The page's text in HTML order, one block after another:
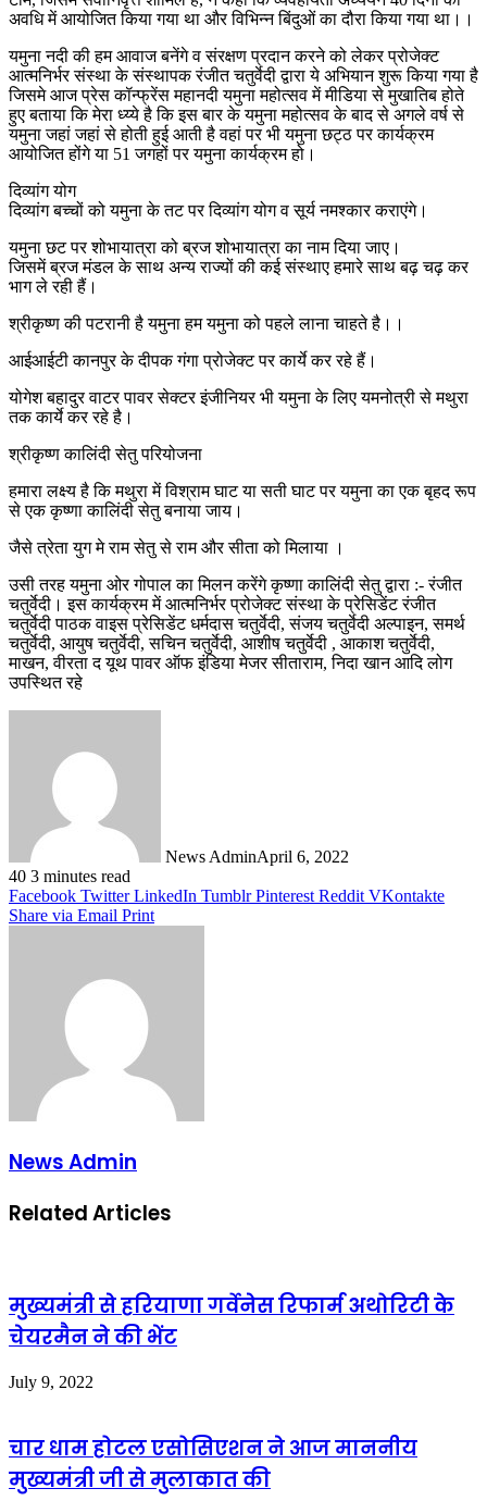
अवधि में आयोजित किया गया था और विभिन्न बिंदुओं का दौरा किया गया था।।
यमुना नदी की हम आवाज बनेंगे व संरक्षण प्रदान करने को लेकर प्रोजेक्ट
आत्मनिर्भर संस्था के संस्थापक रंजीत चतुर्वेदी द्वारा ये अभियान शुरू किया गया है
जिसमे आज प्रेस कॉन्फ्रेंस महानदी यमुना महोत्सव में मीडिया से मुखातिब होते
हुए बताया कि मेरा ध्य्ये है कि इस बार के यमुना महोत्सव के बाद से अगले वर्ष से
यमुना जहां जहां से होती हुई आती है वहां पर भी यमुना छट्ठ पर कार्यक्रम
आयोजित होंगे या 51 जगहों पर यमुना कार्यक्रम हो।
दिव्यांग योग
दिव्यांग बच्चों को यमुना के तट पर दिव्यांग योग व सूर्य नमश्कार कराएंगे।
यमुना छट पर शोभायात्रा को ब्रज शोभायात्रा का नाम दिया जाए।
जिसमें ब्रज मंडल के साथ अन्य राज्यों की कई संस्थाए हमारे साथ बढ़ चढ़ कर
भाग ले रही हैं।
श्रीकृष्ण की पटरानी है यमुना हम यमुना को पहले लाना चाहते है।।
आईआईटी कानपुर के दीपक गंगा प्रोजेक्ट पर कार्ये कर रहे हैं।
योगेश बहादुर वाटर पावर सेक्टर इंजीनियर भी यमुना के लिए यमनोत्री से मथुरा
तक कार्ये कर रहे है।
श्रीकृष्ण कालिंदी सेतु परियोजना
हमारा लक्ष्य है कि मथुरा में विश्राम घाट या सती घाट पर यमुना का एक बृहद रूप
से एक कृष्णा कालिंदी सेतु बनाया जाय।
जैसे त्रेता युग मे राम सेतु से राम और सीता को मिलाया ।
उसी तरह यमुना ओर गोपाल का मिलन करेंगे कृष्णा कालिंदी सेतु द्वारा :- रंजीत
चतुर्वेदी। इस कार्यक्रम में आत्मनिर्भर प्रोजेक्ट संस्था के प्रेसिडेंट रंजीत
चतुर्वेदी पाठक वाइस प्रेसिडेंट धर्मदास चतुर्वेदी, संजय चतुर्वेदी अल्पाइन, समर्थ
चतुर्वेदी, आयुष चतुर्वेदी, सचिन चतुर्वेदी, आशीष चतुर्वेदी , आकाश चतुर्वेदी,
माखन, वीरता द यूथ पावर ऑफ इंडिया मेजर सीताराम, निदा खान आदि लोग
उपस्थित रहे
News AdminApril 6, 2022
40 3 minutes read
Facebook Twitter LinkedIn Tumblr Pinterest Reddit VKontakte
Share via Email Print
News Admin
Related Articles
मुख्यमंत्री से हरियाणा गर्वेनेस रिफार्म अथोरिटी के
चेयरमैन ने की भेंट
July 9, 2022
चार धाम होटल एसोसिएशन ने आज माननीय
मुख्यमंत्री जी से मुलाकात की